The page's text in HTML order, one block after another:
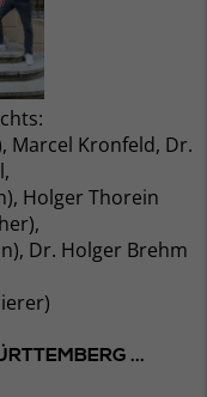
Marcel Kronfeld, Dr.
Holger Thorein
Dr. Holger Brehm
...